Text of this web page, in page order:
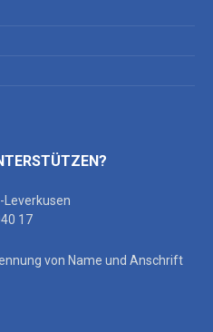
Leverkusen
17
von Name und Anschrift